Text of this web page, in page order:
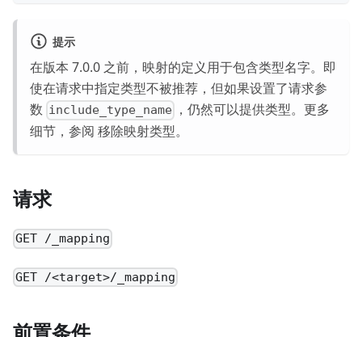
提示
在版本 7.0.0 之前，映射的定义用于包含类型名字。即
使在请求中指定类型不被推荐，但如果设置了请求参
数 include_type_name ，仍然可以提供类型。更多
细节，参阅 移除映射类型。
请求
GET /_mapping
GET /<target>/_mapping
前置条件